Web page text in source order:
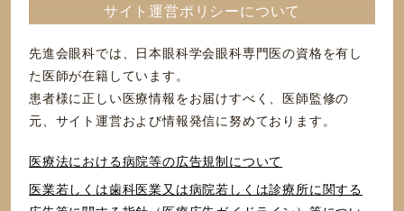
サイト運営ポリシーについて
先進会眼科では、日本眼科学会眼科専門医の資格を有し
た医師が在籍しています。
患者様に正しい医療情報をお届けすべく、医師監修の
元、サイト運営および情報発信に努めております。
医療法における病院等の広告規制について
医業若しくは⻭科医業⼜は病院若しくは診療所に関する